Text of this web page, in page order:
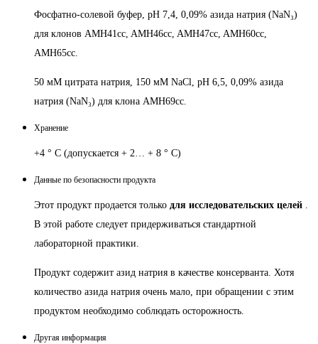
Фосфатно-солевой буфер, pH 7,4, 0,09% азида натрия (NaN₃)
для клонов AMH41cc, AMH46cc, AMH47cc, AMH60cc,
AMH65cc.
50 мМ цитрата натрия, 150 мМ NaCl, pH 6,5, 0,09% азида
натрия (NaN₃) для клона AMH69cc.
Хранение
+4 ° C (допускается + 2… + 8 ° C)
Данные по безопасности продукта
Этот продукт продается только для исследовательских целей .
В этой работе следует придерживаться стандартной
лабораторной практики.
Продукт содержит азид натрия в качестве консерванта. Хотя
количество азида натрия очень мало, при обращении с этим
продуктом необходимо соблюдать осторожность.
Другая информация